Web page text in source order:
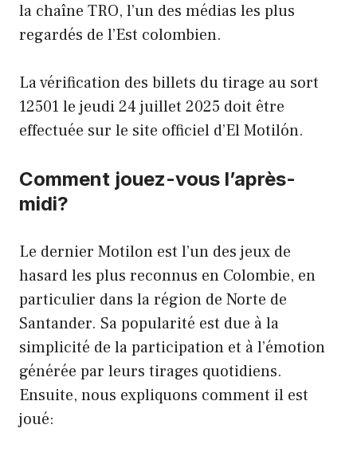
la chaîne TRO, l’un des médias les plus
regardés de l’Est colombien.
La vérification des billets du tirage au sort
12501 le jeudi 24 juillet 2025 doit être
effectuée sur le site officiel d’El Motilón.
Comment jouez-vous l’après-
midi?
Le dernier Motilon est l’un des jeux de
hasard les plus reconnus en Colombie, en
particulier dans la région de Norte de
Santander. Sa popularité est due à la
simplicité de la participation et à l’émotion
générée par leurs tirages quotidiens.
Ensuite, nous expliquons comment il est
joué: